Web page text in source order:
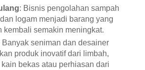
: Bisnis pengolahan sampah
logam menjadi barang yang
kembali semakin meningkat.
Banyak seniman dan desainer
produk inovatif dari limbah,
bekas atau perhiasan dari